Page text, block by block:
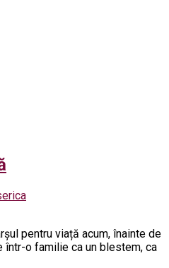
pentru viață acum, înainte de
într-o familie ca un blestem, ca